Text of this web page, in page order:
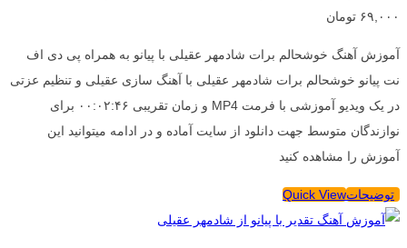
۶۹,۰۰۰ تومان
آموزش آهنگ خوشحالم برات شادمهر عقیلی با پیانو به همراه پی دی اف
نت پیانو خوشحالم برات شادمهر عقیلی با آهنگ سازی عقیلی و تنظیم عزتی
در یک ویدیو آموزشی با فرمت MP4 و زمان تقریبی ۰۰:۰۲:۴۶ برای
نوازندگان متوسط جهت دانلود از سایت آماده و در ادامه میتوانید این
آموزش را مشاهده کنید
توضیحاتQuick View